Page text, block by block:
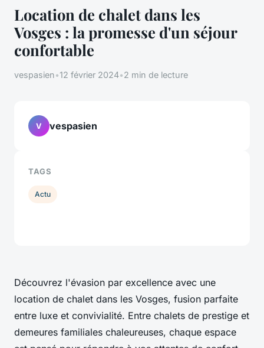
Location de chalet dans les
Vosges : la promesse d'un séjour
confortable
vespasien•12 février 2024•2 min de lecture
Découvrez l'évasion par excellence avec une
location de chalet dans les Vosges, fusion parfaite
entre luxe et convivialité. Entre chalets de prestige et
demeures familiales chaleureuses, chaque espace
V vespasien
TAGS
Actu